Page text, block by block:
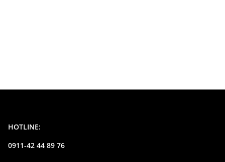
HOTLINE:
0911-42 44 89 76